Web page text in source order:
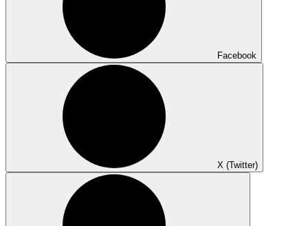
Facebook
X (Twitter)